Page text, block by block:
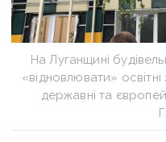
На Луганщині
«відновлювати»
державні та